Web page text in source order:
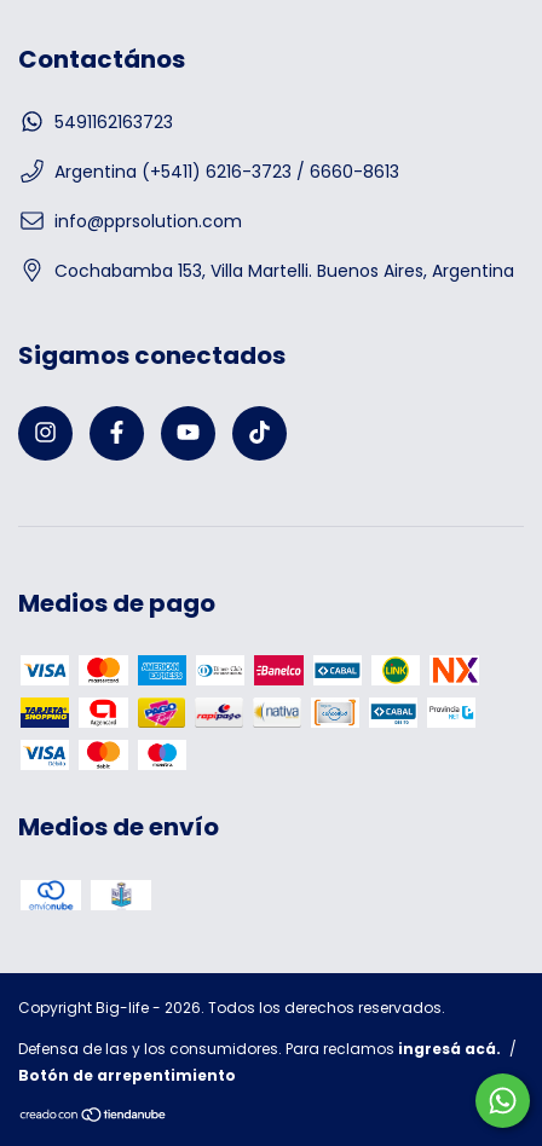
Contactános
5491162163723
Argentina (+5411) 6216-3723 / 6660-8613
info@pprsolution.com
Cochabamba 153, Villa Martelli. Buenos Aires, Argentina
Sigamos conectados
Medios de pago
Medios de envío
Copyright Big-life - 2026. Todos los derechos reservados.
Defensa de las y los consumidores. Para reclamos ingresá acá. /
Botón de arrepentimiento